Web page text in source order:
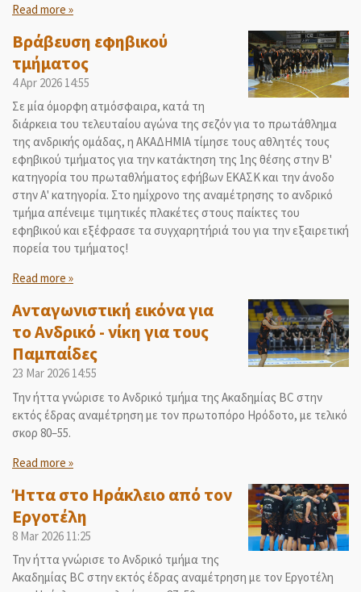
Read more »
Βράβευση εφηβικού
τμήματος
4 Apr 2026 14:55
Σε μία όμορφη ατμόσφαιρα, κατά τη
διάρκεια του τελευταίου αγώνα της σεζόν για το πρωτάθλημα
της ανδρικής ομάδας, η ΑΚΑΔΗΜΙΑ τίμησε τους αθλητές τους
εφηβικού τμήματος για την κατάκτηση της 1ης θέσης στην Β'
κατηγορία του πρωταθλήματος εφήβων ΕΚΑΣΚ και την άνοδο
στην Α' κατηγορία. Στο ημίχρονο της αναμέτρησης το ανδρικό
τμήμα απένειμε τιμητικές πλακέτες στους παίκτες του
εφηβικού και εξέφρασε τα συγχαρητήριά του για την εξαιρετική
πορεία του τμήματος!
Read more »
Ανταγωνιστική εικόνα για
το Ανδρικό - νίκη για τους
Παμπαίδες
23 Mar 2026 14:55
Την ήττα γνώρισε το Ανδρικό τμήμα της Ακαδημίας BC στην
εκτός έδρας αναμέτρηση με τον πρωτοπόρο Ηρόδοτο, με τελικό
σκορ 80–55.
Read more »
Ήττα στο Ηράκλειο από τον
Εργοτέλη
8 Mar 2026 11:25
Την ήττα γνώρισε το Ανδρικό τμήμα της
Ακαδημίας BC στην εκτός έδρας αναμέτρηση με τον Εργοτέλη